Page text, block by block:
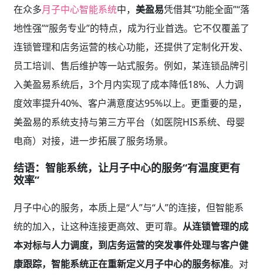
在众多月子中心智能系统中， 美盈易凭借其“功能全面”“落
地性强”“服务专业”的特点，成为行业首选。它不仅覆盖了
连锁管理和店务运营的核心功能，还提供了定制化开发、
员工培训、售后维护等一站式服务。例如，某连锁品牌引
入美盈易系统后，3个月内实现了成本降低18%、人力调
度效率提升40%、客户满意度达95%以上。更重要的是，
美盈易的系统支持与第三方平台（如医院HIS系统、母婴
电商）对接，进一步拓展了服务场景。
结语：智能系统，让月子中心的服务“有温度更有
效率”
月子中心的服务，本质上是“人”与“人”的连接，但智能系
统的加入，让这种连接更高效、更可靠。 从连锁管理的成
本对标与人力调度，到店务运营的突发事件处理与客户健
康跟踪，智能系统正在重新定义月子中心的服务标准。对